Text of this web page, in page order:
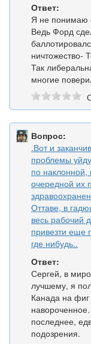
Ответ:
Я не понимаю
Ведь Форд
ничтожество-
Так
многие
Вопрос:
.Вот и
проблемы
по наклонной,
очередной их
Оттаве, в
весь рабочий
привезти еще
где нибудь..
Ответ:
Сергей, в
лучшему, я
Канада на фиг
последнее,
подозрения.